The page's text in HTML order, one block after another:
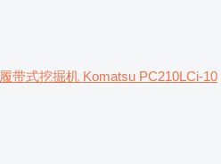
履带式挖掘机 Komatsu PC210LCi-10